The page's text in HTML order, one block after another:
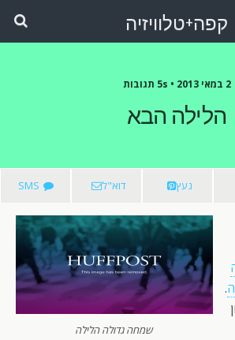
קפה+טלוויזיה
2 במאי 2013 • 5s תגובות
הלילה הבא
נעץ דוא"ל SMS
שמחה גדולה הלילה
.